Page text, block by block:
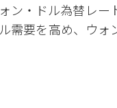
ン・ドル為替レ
需要を高め、ウォ